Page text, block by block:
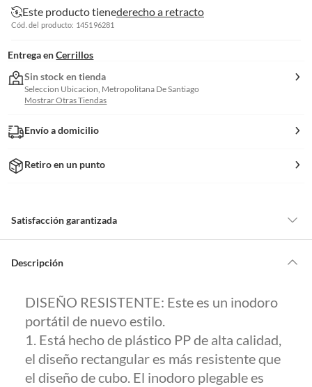
Este producto tienederecho a retracto
Cód. del producto: 145196281
Entrega en Cerrillos
Sin stock en tienda
Seleccion Ubicacion, Metropolitana De Santiago
Mostrar Otras Tiendas
Envío a domicilio
Retiro en un punto
Satisfacción garantizada
de la compra.
comprado por internet y que hay ciertas categorías que no tienen este
Productos que, por su naturaleza, no puedan ser devueltos,
puedan deteriorarse o caducar con rapidez.
Confeccionados a la medida.
Descripción
DISEÑO RESISTENTE: Este es un inodoro
portátil de nuevo estilo.
1. Está hecho de plástico PP de alta calidad,
el diseño rectangular es más resistente que
el diseño de cubo. El inodoro plegable es